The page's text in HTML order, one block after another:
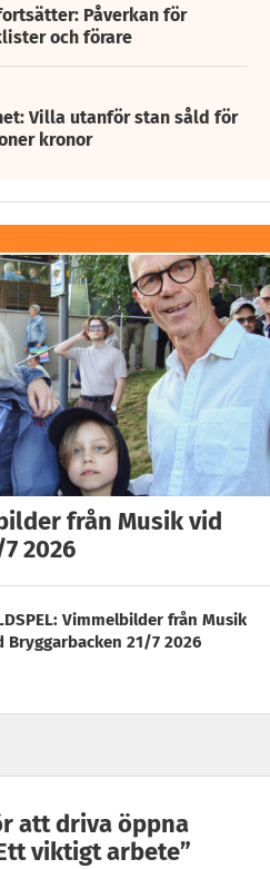
Påverkan för
och förare
Villa utanför stan såld för
kronor
från Musik vid
2026
Vimmelbilder från Musik
Bryggarbacken 21/7 2026
att driva öppna
viktigt arbete”